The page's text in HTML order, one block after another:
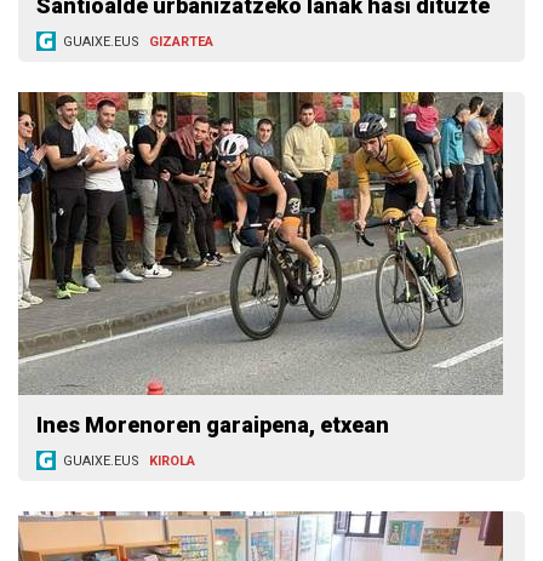
Santioalde urbanizatzeko lanak hasi dituzte
GUAIXE.EUS GIZARTEA
Ines Morenoren garaipena, etxean
GUAIXE.EUS KIROLA